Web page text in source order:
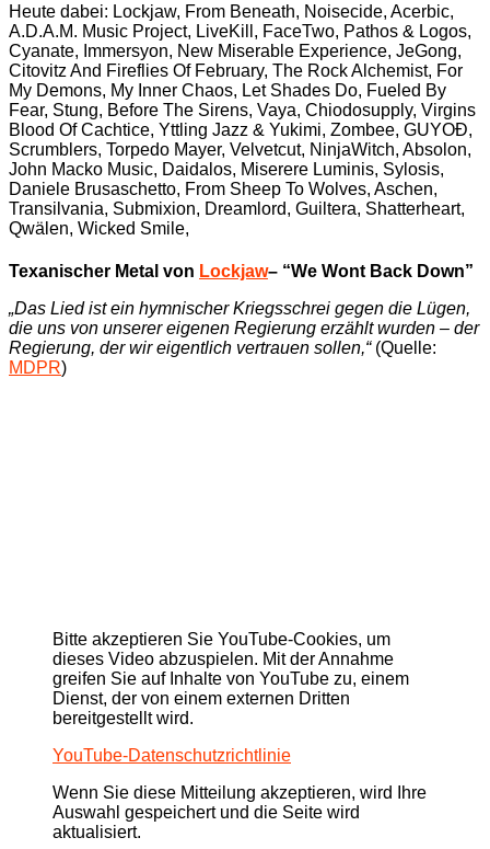
Heute dabei: Lockjaw, From Beneath, Noisecide, Acerbic,
A.D.A.M. Music Project, LiveKill, FaceTwo, Pathos & Logos,
Cyanate, Immersyon, New Miserable Experience, JeGong,
Citovitz And Fireflies Of February, The Rock Alchemist, For
My Demons, My Inner Chaos, Let Shades Do, Fueled By
Fear, Stung, Before The Sirens, Vaya, Chiodosupply, Virgins
Blood Of Cachtice, Yttling Jazz & Yukimi, Zombee, GUYOÐ,
Scrumblers, Torpedo Mayer, Velvetcut, NinjaWitch, Absolon,
John Macko Music, Daidalos, Miserere Luminis, Sylosis,
Daniele Brusaschetto, From Sheep To Wolves, Aschen,
Transilvania, Submixion, Dreamlord, Guiltera, Shatterheart,
Qwälen, Wicked Smile,
Texanischer Metal von Lockjaw– “We Wont Back Down”
„Das Lied ist ein hymnischer Kriegsschrei gegen die Lügen,
die uns von unserer eigenen Regierung erzählt wurden – der
Regierung, der wir eigentlich vertrauen sollen,“(Quelle:
MDPR)
Bitte akzeptieren Sie YouTube-Cookies, um
dieses Video abzuspielen. Mit der Annahme
greifen Sie auf Inhalte von YouTube zu, einem
Dienst, der von einem externen Dritten
bereitgestellt wird.
YouTube-Datenschutzrichtlinie
Wenn Sie diese Mitteilung akzeptieren, wird Ihre
Auswahl gespeichert und die Seite wird
aktualisiert.